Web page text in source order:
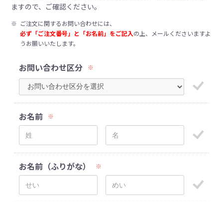
ますので、ご確認ください。
※ ご注文に関するお問い合わせには、
必ず「ご注文番号」と「お名前」をご記入の上、メールくださいますよ
うお願いいたします。
お問い合わせ区分 ※
お名前 ※
お名前（ふりがな） ※